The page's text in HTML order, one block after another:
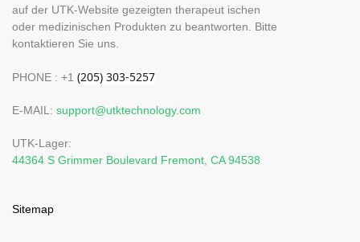
auf der UTK-Website gezeigten therapeut ischen
oder medizinischen Produkten zu beantworten. Bitte
kontaktieren Sie uns.
PHONE : +1
E-MAIL: support@utktechnology.com
UTK-Lager:
44364 S Grimmer Boulevard Fremont, CA 94538
Sitemap